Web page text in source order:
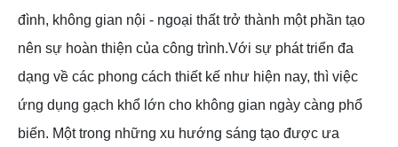
đình, không gian nội - ngoại thất trở thành một phần tạo
nên sự hoàn thiện của công trình.Với sự phát triển đa
dạng về các phong cách thiết kế như hiện nay, thì việc
ứng dụng gạch khổ lớn cho không gian ngày càng phổ
biến. Một trong những xu hướng sáng tạo được ưa